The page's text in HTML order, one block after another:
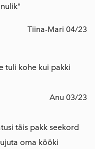
Tiina-Mari 04/23
tuli kohe kui pakki
Anu 03/23
täis pakk seekord
oma kööki